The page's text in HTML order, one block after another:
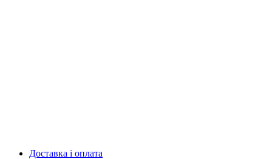
Доставка і оплата